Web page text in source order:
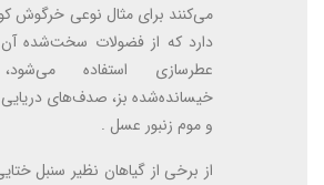
می‌کنند برای مثال نوعی خرگوش
دارد که از فضولات سخت‌شده آن
عطرسازی استفاده
خیسانده‌شده بز، صدف‌های
و موم زنبور عسل .
از برخی از گیاهان نظیر سنبل